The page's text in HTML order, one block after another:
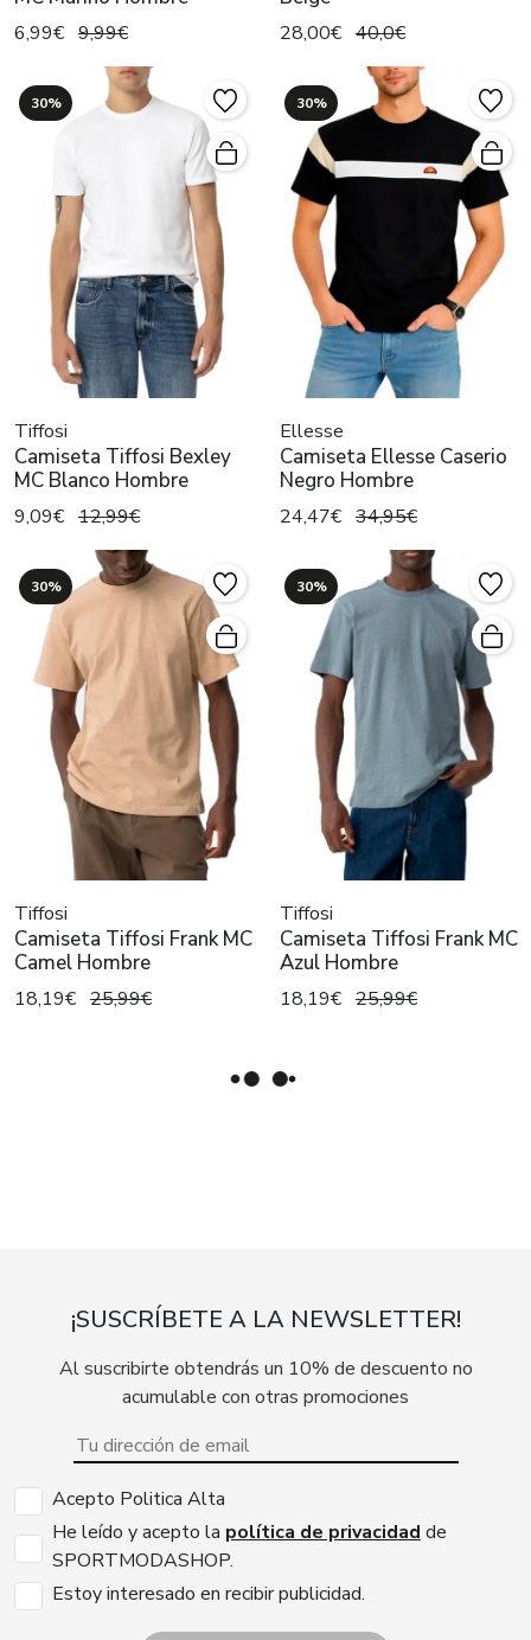
6,99€ 9,99€ 28,00€ 40,0€
30%
Tiffosi
Camiseta Tiffosi Bexley
MC Blanco Hombre
9,09€ 12,99€
30%
Ellesse
Camiseta Ellesse Caserio
Negro Hombre
24,47€ 34,95€
30%
Tiffosi
Camiseta Tiffosi Frank MC
Camel Hombre
18,19€ 25,99€
30%
Tiffosi
Camiseta Tiffosi Frank MC
Azul Hombre
18,19€ 25,99€
¡SUSCRÍBETE A LA NEWSLETTER!
Al suscribirte obtendrás un 10% de descuento no
acumulable con otras promociones
Acepto Politica Alta
He leído y acepto la política de privacidad de
SPORTMODASHOP.
Estoy interesado en recibir publicidad.